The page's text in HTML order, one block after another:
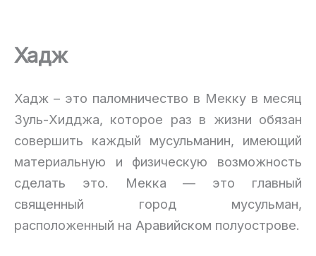
Хадж
Хадж – это паломничество в Мекку в месяц
Зуль-Хидджа, которое раз в жизни обязан
совершить каждый мусульманин, имеющий
материальную и физическую возможность
сделать это. Мекка — это главный
священный город мусульман,
расположенный на Аравийском полуострове.